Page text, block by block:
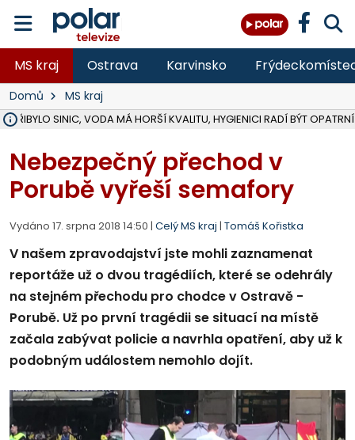
MS kraj Ostrava Karvinsko
Domů MS kraj
PŘIBYLO SINIC, VODA MÁ HORŠÍ KVALITU, HYGIENICI RADÍ BÝT OPATRNÍ
Nebezpečný přechod v
Porubě vyřeší semafory
Vydáno 17. srpna 2018 14:50 | Celý MS kraj | Tomáš Kořistka
V našem zpravodajství jste mohli zaznamenat
reportáže už o dvou tragédiích, které se odehrály
na stejném přechodu pro chodce v Ostravě -
Porubě. Už po první tragédii se situací na místě
začala zabývat policie a navrhla opatření, aby už k
podobným událostem nemohlo dojít.